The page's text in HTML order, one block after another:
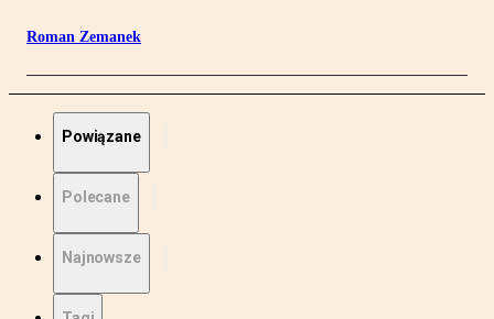
Roman Zemanek
Powiązane
Polecane
Najnowsze